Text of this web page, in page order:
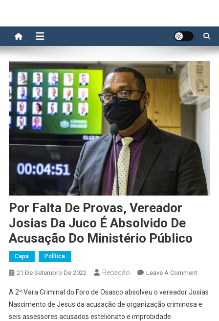
Por Falta De Provas, Vereador
Josias Da Juco É Absolvido De
Acusação Do Ministério Público
Capa Política
21 De Setembro De 2022 Redação Leave A CommentOn
Falta
De
A 2ª Vara Criminal do Foro de Osasco absolveu o vereador Josias
Nascimento de Jesus da acusação de organização criminosa e
seis assessores acusados estelionato e improbidade